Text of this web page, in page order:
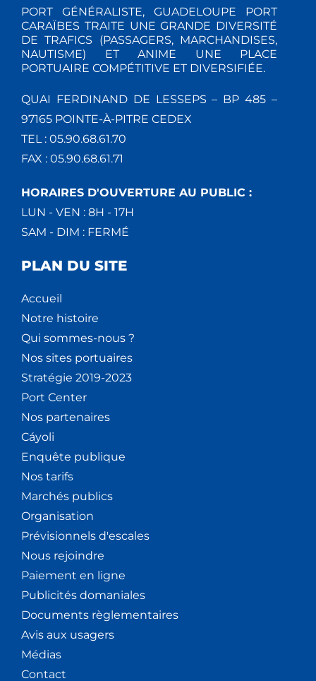
PORT GÉNÉRALISTE, GUADELOUPE PORT
CARAÏBES TRAITE UNE GRANDE DIVERSITÉ
DE TRAFICS (PASSAGERS, MARCHANDISES,
NAUTISME) ET ANIME UNE PLACE
PORTUAIRE COMPÉTITIVE ET DIVERSIFIÉE.
QUAI FERDINAND DE LESSEPS – BP 485 –
97165 POINTE-À-PITRE CEDEX
TEL : 05.90.68.61.70
FAX : 05.90.68.61.71
HORAIRES D'OUVERTURE AU PUBLIC :
LUN - VEN : 8H - 17H
SAM - DIM : FERMÉ
PLAN DU SITE
Accueil
Notre histoire
Qui sommes-nous ?
Nos sites portuaires
Stratégie 2019-2023
Port Center
Nos partenaires
Cáyoli
Enquête publique
Nos tarifs
Marchés publics
Organisation
Prévisionnels d'escales
Nous rejoindre
Paiement en ligne
Publicités domaniales
Documents règlementaires
Avis aux usagers
Médias
Contact